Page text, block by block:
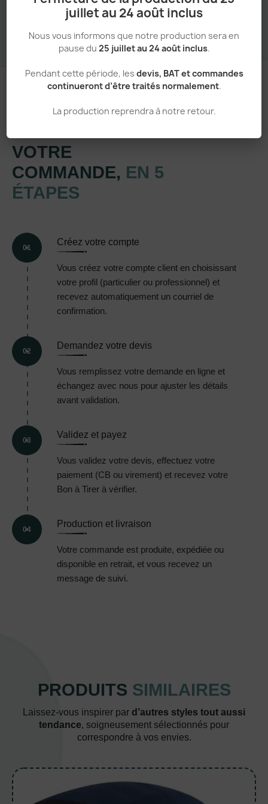
juillet au 24 août inclus
Nous vous informons que notre production sera en
pause du 25 juillet au 24 août inclus.
Pendant cette période, les devis, BAT et commandes
continueront d’être traités normalement.
La production reprendra à notre retour.
Un processus simple et transparent
VOTRE
COMMANDE, EN 5
ÉTAPES
01
Créez votre compte
Vous créez votre compte client en choisissant
votre profil (particulier ou professionnel) et
recevez automatiquement un courriel de
confirmation.
02
Demandez votre devis
Vous remplissez votre demande en ligne et
échangez avec nous pour ajuster les détails
avant validation.
03
Validez et payez
Vous validez votre devis, effectuez votre
paiement (CB ou virement) et recevez votre
Bon à Tirer à vérifier.
04
Production et livraison
Votre commande est produite, expédiée ou
disponible en retrait, et vous recevez un
message de suivi.
PRODUITS SIMILAIRES
Laissez-vous inspirer par d’autres styles tout aussi
tendance, soigneusement sélectionnés pour
correspondre à vos envies.